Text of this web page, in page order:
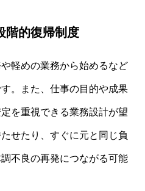
階的復帰制度
軽めの業務から始めるなど
。また、仕事の目的や成果
を重視できる業務設計が望
せたり、すぐに元と同じ負
不良の再発につながる可能